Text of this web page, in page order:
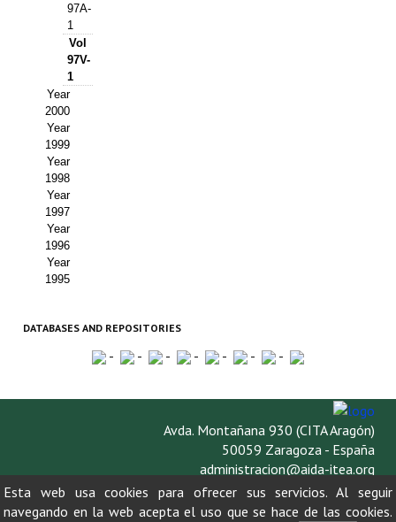
97A-
1
Vol
97V-
1
Year
2000
Year
1999
Year
1998
Year
1997
Year
1996
Year
1995
DATABASES AND REPOSITORIES
- - - - - - -
Avda. Montañana 930 (CITA Aragón)
50059 Zaragoza - España
administracion@aida-itea.org
976 716 305
Esta web usa cookies para ofrecer sus servicios. Al seguir
navegando en la web acepta el uso que se hace de las cookies.